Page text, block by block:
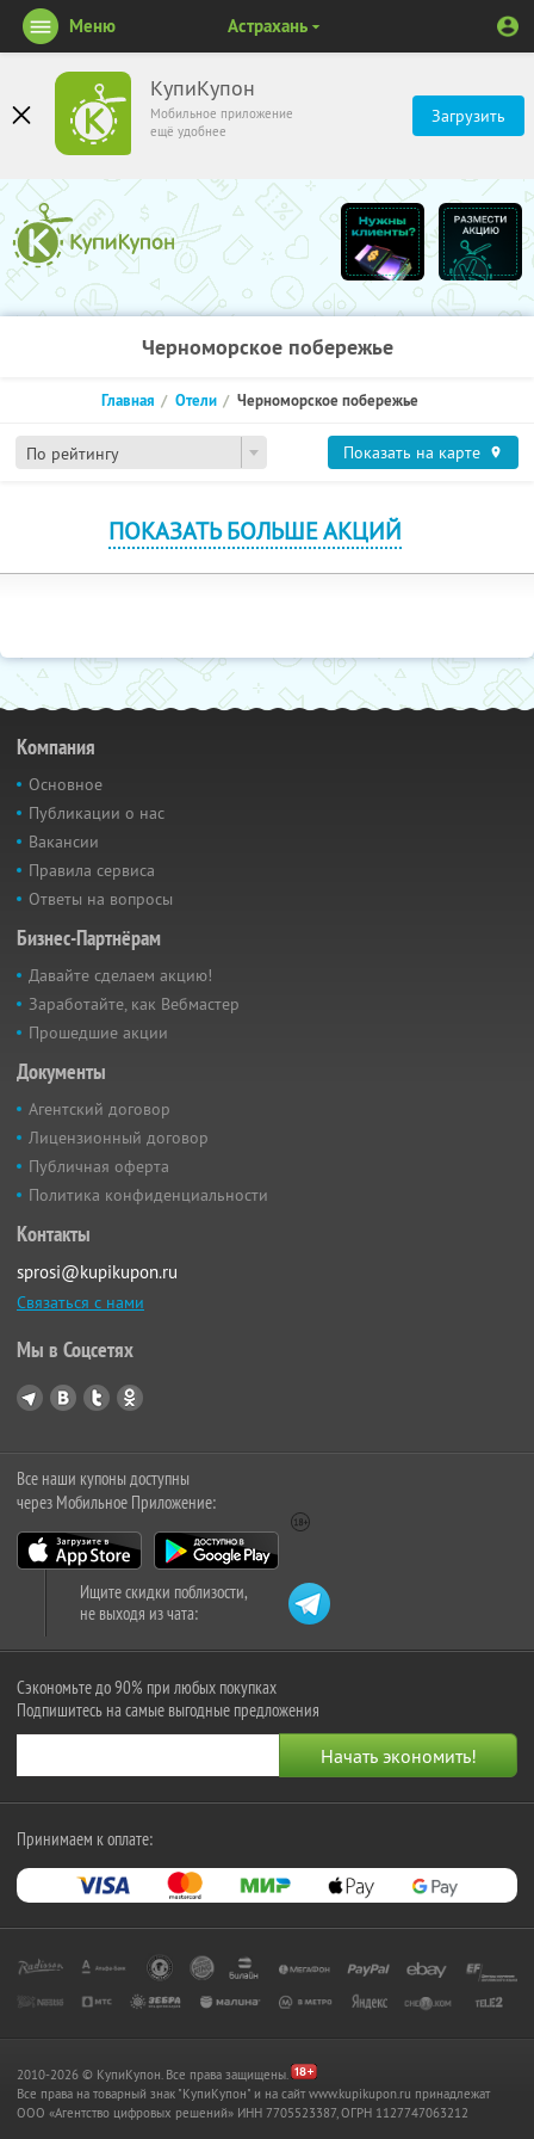
КупиКупон
Мобильное приложение
ещё удобнее
Загрузить
Меню Астрахань
Черноморское побережье
По рейтингу
Главная Отели Черноморское побережье
Показать на карте
ПОКАЗАТЬ БОЛЬШЕ АКЦИЙ
Компания
Основное
Публикации о нас
Вакансии
Правила сервиса
Ответы на вопросы
Бизнес-Партнёрам
Давайте сделаем акцию!
Заработайте, как Вебмастер
Прошедшие акции
Документы
Агентский договор
Лицензионный договор
Публичная оферта
Политика конфиденциальности
Контакты
sprosi@kupikupon.ru
Связаться с нами
Мы в Соцсетях
Все наши купоны доступны
через Мобильное Приложение:
Ищите скидки поблизости,
не выходя из чата:
Сэкономьте до 90% при любых покупках
Подпишитесь на самые выгодные предложения
Принимаем к оплате:
2010-2026 © КупиКупон. Все права защищены.
Все права на товарный знак "КупиКупон" и на сайт www.kupikupon.ru принадлежат
OOO «Агентство цифровых решений» ИНН 7705523387, ОГРН 1127747063212